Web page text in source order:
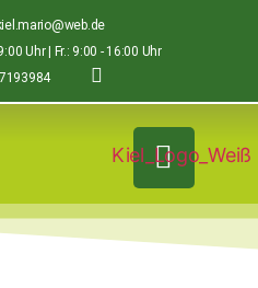
Uhr | Fr.: 9:00 - 16:00 Uhr